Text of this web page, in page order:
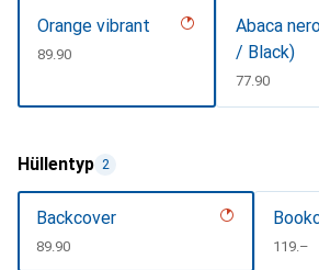
Orange vibrant
CHF
89.90
Abaca
/ Black)
CHF
77.90
Hüllentyp 2
Backcover
CHF
89.90 CHF
119.–